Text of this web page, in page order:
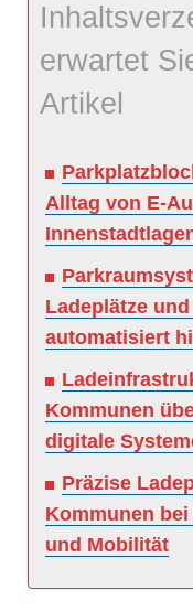
erwartet
Artikel
Alltag von E-
Ladeplätze
automatisiert
Kommunen
digitale
Präzise
Kommunen
und Mobilität